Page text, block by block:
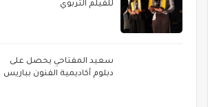
للفيلم التربوي
سعيد المفتاحي يحصل على
دبلوم أكاديمية الفنون بباريس